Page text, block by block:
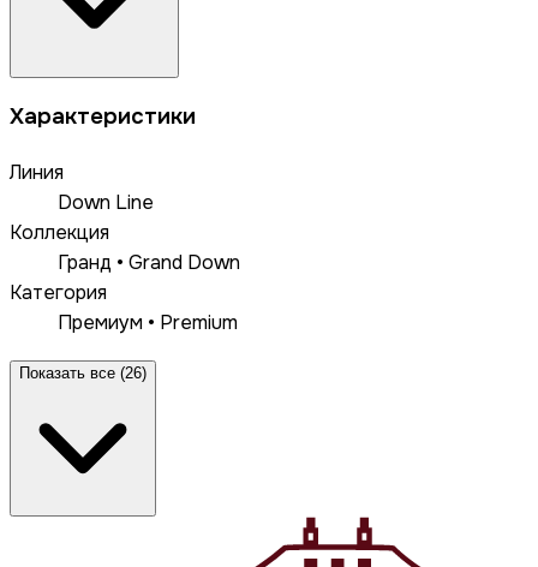
Характеристики
Линия
Down Line
Коллекция
Гранд • Grand Down
Категория
Премиум • Premium
Показать все (26)